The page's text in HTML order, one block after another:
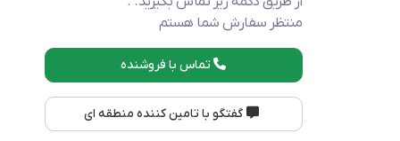
منتظر سفارش شما هستم
تماس با فروشنده
گفتگو با تامین کننده منطقه ای